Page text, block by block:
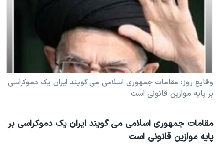
فرهنگ و زندگی
حقوق شهروندی
اقتصادی
علم و فناوری
اسرائیل در جنگ
گالری عکس
مستندها
انتخابات ریاست جمهوری آمریکا ۲۰۲۴
حمله جمهوری اسلامی به اسرائیل
رمز مهسا
ورزش زنان در ایران
اعتراضات زن، زندگی، آزادی
تریبونال مردمی آبان ۹۸
دنبال کنید
زبانهای مختلف
وقايع روز: مقامات جمهوری اسلامی می گويند ايران يک دموکراسی
بر پايه موازين قانونی است
مقامات جمهوری اسلامی می گويند ايران يک دموکراسی بر
پايه موازين قانونی است